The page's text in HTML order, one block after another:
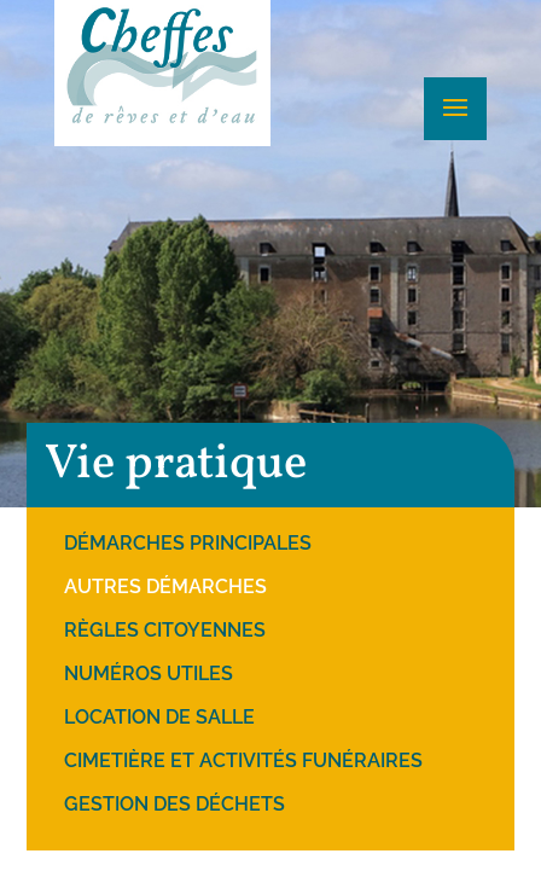
Vie pratique
DÉMARCHES PRINCIPALES
AUTRES DÉMARCHES
RÈGLES CITOYENNES
NUMÉROS UTILES
LOCATION DE SALLE
CIMETIÈRE ET ACTIVITÉS FUNÉRAIRES
GESTION DES DÉCHETS